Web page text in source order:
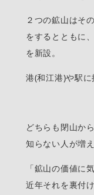
２つの鉱山はそ
をするとともに
を新設。
港(和江港)や駅に
どちらも閉山か
知らない人が増
「鉱山の価値に
近年それを裏付